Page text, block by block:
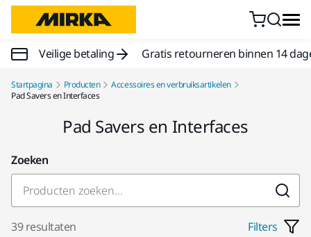
Doorgaan naar inhoud
Veilige betaling Gratis retourneren binnen 14
Startpagina Producten
Accessoires en verbruiksartikelen
Pad Savers en Interfaces
Pad Savers en Interfaces
Zoeken
39 resultaten Filters